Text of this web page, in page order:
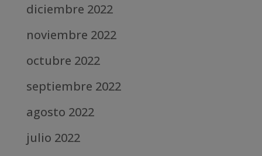
diciembre 2022
noviembre 2022
octubre 2022
septiembre 2022
agosto 2022
julio 2022